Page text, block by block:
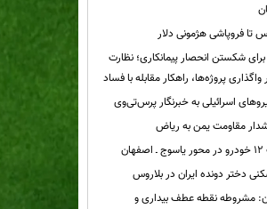
تا فروپاشی هژمونی دلار
شکستن انحصار پیمانکاری؛ نظارت
واگذاری پروژه‌ها، راهکار مقابله با فساد
اسرائیلی به خبرنگار پرس‌تی‌وی
مقاومت یمن به ریاض
دختر دونده ایران در بلاروس
مشروطه نقطه عطف بیداری و